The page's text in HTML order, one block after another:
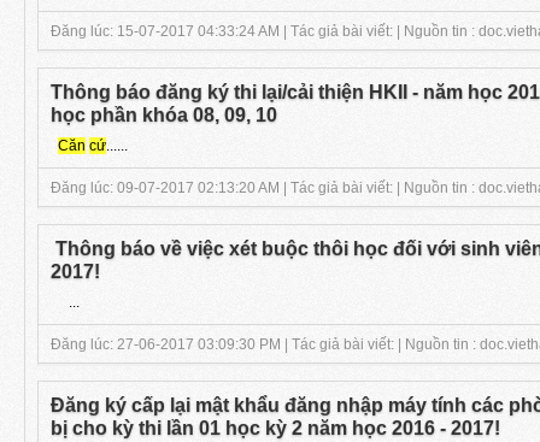
Đăng lúc: 15-07-2017 04:33:24 AM | Tác giả bài viết: | Nguồn tin :
Thông báo đăng ký thi lại/cải thiện HKII - năm học
học phần khóa 08, 09, 10
Căn cứ......
Đăng lúc: 09-07-2017 02:13:20 AM | Tác giả bài viết: | Nguồn tin :
Thông báo về việc xét buộc thôi học đối với sinh
2017!
Đăng lúc: 27-06-2017 03:09:30 PM | Tác giả bài viết: | Nguồn tin :
Đăng ký cấp lại mật khẩu đăng nhập máy tính các
bị cho kỳ thi lần 01 học kỳ 2 năm học 2016 - 2017!